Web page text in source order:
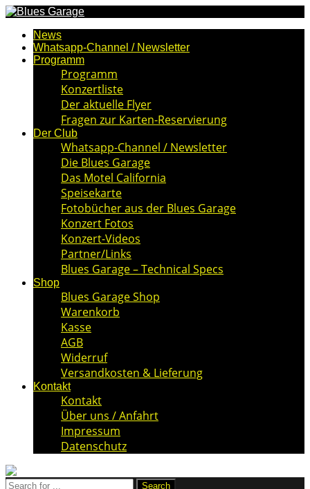
News
Whatsapp-Channel / Newsletter
Programm
Programm
Konzertliste
Der aktuelle Flyer
Fragen zur Karten-Reservierung
Der Club
Whatsapp-Channel / Newsletter
Die Blues Garage
Das Motel California
Speisekarte
Fotobücher aus der Blues Garage
Konzert Fotos
Konzert-Videos
Partner/Links
Blues Garage – Technical Specs
Shop
Blues Garage Shop
Warenkorb
Kasse
AGB
Widerruf
Versandkosten & Lieferung
Kontakt
Kontakt
Über uns / Anfahrt
Impressum
Datenschutz